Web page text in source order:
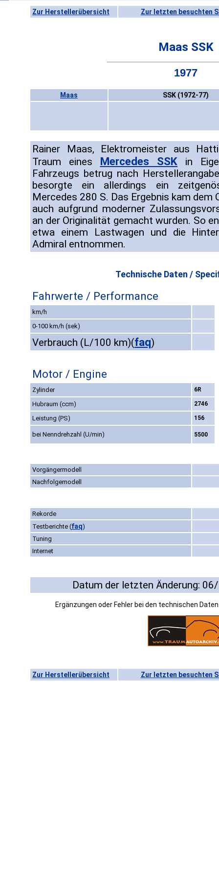
Zur Herstellerübersicht Zur letzten besuchten
Maas SSK
1977
Maas SSK (1972-77)
Rainer Maas, Elektromeister aus
Traum eines Mercedes SSK in
Fahrzeugs betrug nach
besorgte ein allerdings ein
Mercedes 280 S. Das Ergebnis kam dem
auch aufgrund moderner
an der Originalität gemacht wurden. So
etwa einem Lastwagen und die
Admiral entnommen.
Technische Daten /
Fahrwerte / Performance
km/h
0-100 km/h (sek)
Verbrauch (L/100 km)(faq)
Motor / Engine
Zylinder 6R
Hubraum (ccm) 2746
Leistung (PS) 156
bei Nenndrehzahl (U/min) 5500
Vorgängermodell
Nachfolgemodell
Rekorde
Testberichte (faq)
Tuning
Internet
Datum der letzten Änderung:
Ergänzungen oder Fehler bei den technischen
Zur Herstellerübersicht Zur letzten besuchten